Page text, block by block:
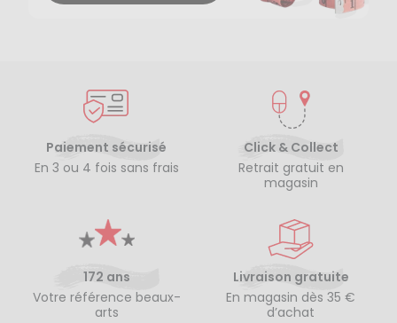
Paiement sécurisé
En 3 ou 4 fois sans frais
Click & Collect
Retrait gratuit en
magasin
172 ans
Votre référence beaux-
arts
Livraison gratuite
En magasin dès 35 €
d’achat